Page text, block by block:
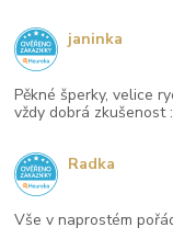
Pěkné šperky, velice
vždy dobrá zkušenost
janinka
Vše v naprostém
Radka